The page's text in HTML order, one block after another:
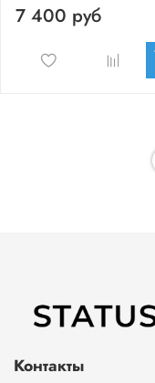
7 400 руб
Контакты